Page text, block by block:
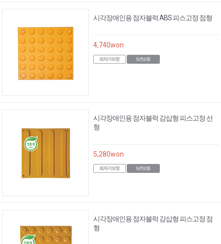
시각장애인용 점자블럭 ABS 피스고정 점형
4,740won
시각장애인용 점자블럭 감삽형 피스고정 선
형
5,280won
시각장애인용 점자블럭 감삽형 피스고정 점
형